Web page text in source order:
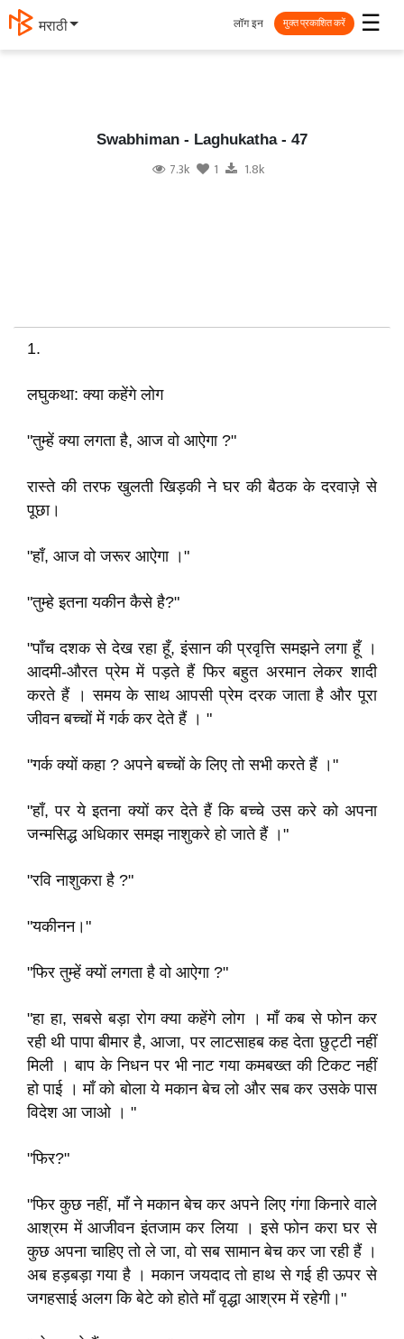
मराठी ☰
लॉग इन मुक्त प्रकाशित करें
Swabhiman - Laghukatha - 47
7.3k 1 1.8k
1.
लघुकथा: क्या कहेंगे लोग
"तुम्हें क्या लगता है, आज वो आऐगा ?"
रास्ते की तरफ खुलती खिड़की ने घर की बैठक के दरवाज़े से
पूछा।
"हाँ, आज वो जरूर आऐगा ।"
"तुम्हे इतना यकीन कैसे है?"
"पाँच दशक से देख रहा हूँ, इंसान की प्रवृत्ति समझने लगा हूँ ।‌
आदमी-औरत प्रेम में पड़ते हैं फिर बहुत अरमान लेकर शादी
करते हैं । समय के साथ आपसी प्रेम दरक जाता है और पूरा
जीवन बच्चों में गर्क कर देते हैं । "
"गर्क क्यों कहा ? अपने बच्चों के लिए तो सभी करते हैं ।"
"हाँ, पर ये इतना क्यों कर देते हैं कि बच्चे उस करे को अपना
जन्मसिद्ध अधिकार समझ नाशुकरे हो जाते हैं ।"
"रवि नाशुकरा है ?"
"यकीनन।"
"फिर तुम्हें क्यों लगता है वो आऐगा ?"
"हा हा, सबसे बड़ा रोग क्या कहेंगे लोग । माँ कब से फोन कर
रही थी पापा बीमार है, आजा, पर लाटसाहब कह देता छुट्टी नहीं
मिली । बाप के निधन पर भी नाट गया कमबख्त की टिकट नहीं
हो पाई । माँ को बोला ये मकान बेच लो और सब कर उसके पास
विदेश आ जाओ । "
"फिर?"
"फिर कुछ नहीं, माँ ने मकान बेच कर अपने लिए गंगा किनारे वाले
आश्रम में आजीवन इंतजाम कर लिया । इसे फोन करा घर से
कुछ अपना चाहिए तो ले जा, वो सब सामान बेच कर जा रही हैं ।
अब हड़बड़ा गया है । मकान जयदाद तो हाथ से गई ही ऊपर से
जगहसाई अलग कि बेटे को होते माँ वृद्धा आश्रम में रहेगी।"